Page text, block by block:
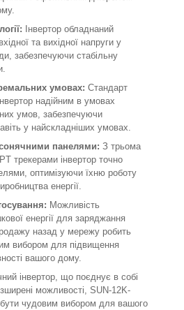
Інвертор обладнаний
та вихідної напруги у
забезпечуючи стабільну
умовах: Стандарт
надійним в умовах
умов, забезпечуючи
у найскладніших умовах.
панелями: З трьома
трекерами інвертор точно
оптимізуючи їхню роботу
енергії.
Можливість
енергії для заряджання
назад у мережу робить
вибором для підвищення
вашого дому.
інвертор, що поєднує в собі
можливості, SUN-12K-
чудовим вибором для вашого